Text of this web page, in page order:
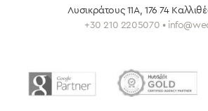
Λυσικράτους 11Α, 176 74
+30 210 2205070 •